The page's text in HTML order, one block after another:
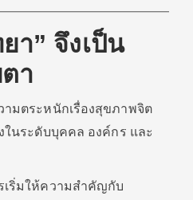
า” จึงเป็น
า
มตระหนักเรื่องสุขภาพจิต
ในระดับบุคคล องค์กร และ
เริ่มให้ความสำคัญกับ